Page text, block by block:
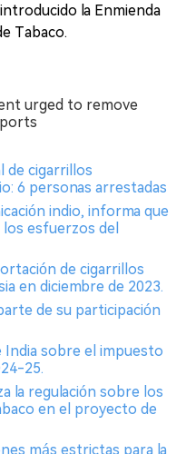
la Enmienda
Tabaco.
urged to remove
de cigarrillos
6 personas arrestadas
indio, informa que
esfuerzos del
de cigarrillos
en diciembre de 2023.
de su participación
India sobre el impuesto
25.
la regulación sobre los
en el proyecto de
más estrictas para la